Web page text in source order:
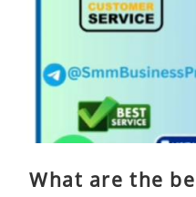
What are the